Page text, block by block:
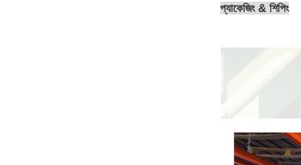
প্যাকেজিং & শিপিং